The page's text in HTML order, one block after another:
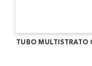
TUBO MULTISTRATO